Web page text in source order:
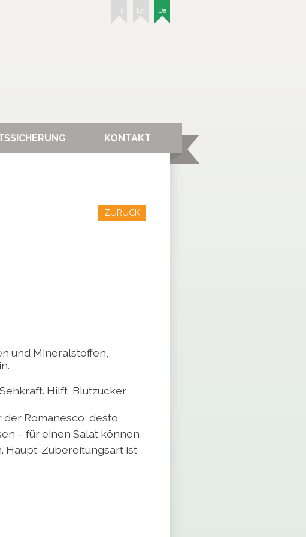
De
En
Fr
KONTAKT
ZURÜCK
und Mineralstoffen,
Hilft Blutzucker
der Romanesco, desto
– für einen Salat können
Haupt-Zubereitungsart ist